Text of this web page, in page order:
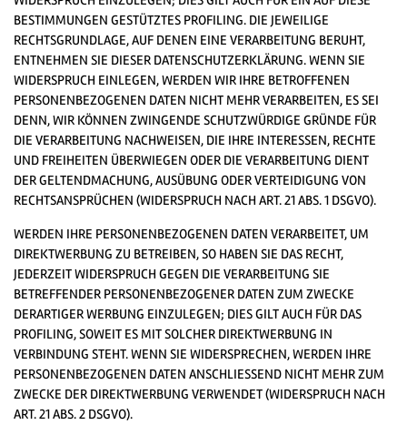
BESTIMMUNGEN GESTÜTZTES PROFILING. DIE JEWEILIGE
RECHTSGRUNDLAGE, AUF DENEN EINE VERARBEITUNG BERUHT,
ENTNEHMEN SIE DIESER DATENSCHUTZERKLÄRUNG. WENN SIE
WIDERSPRUCH EINLEGEN, WERDEN WIR IHRE BETROFFENEN
PERSONENBEZOGENEN DATEN NICHT MEHR VERARBEITEN, ES SEI
DENN, WIR KÖNNEN ZWINGENDE SCHUTZWÜRDIGE GRÜNDE FÜR
DIE VERARBEITUNG NACHWEISEN, DIE IHRE INTERESSEN, RECHTE
UND FREIHEITEN ÜBERWIEGEN ODER DIE VERARBEITUNG DIENT
DER GELTENDMACHUNG, AUSÜBUNG ODER VERTEIDIGUNG VON
RECHTSANSPRÜCHEN (WIDERSPRUCH NACH ART. 21 ABS. 1 DSGVO).
WERDEN IHRE PERSONENBEZOGENEN DATEN VERARBEITET, UM
DIREKTWERBUNG ZU BETREIBEN, SO HABEN SIE DAS RECHT,
JEDERZEIT WIDERSPRUCH GEGEN DIE VERARBEITUNG SIE
BETREFFENDER PERSONENBEZOGENER DATEN ZUM ZWECKE
DERARTIGER WERBUNG EINZULEGEN; DIES GILT AUCH FÜR DAS
PROFILING, SOWEIT ES MIT SOLCHER DIREKTWERBUNG IN
VERBINDUNG STEHT. WENN SIE WIDERSPRECHEN, WERDEN IHRE
PERSONENBEZOGENEN DATEN ANSCHLIESSEND NICHT MEHR ZUM
ZWECKE DER DIREKTWERBUNG VERWENDET (WIDERSPRUCH NACH
ART. 21 ABS. 2 DSGVO).